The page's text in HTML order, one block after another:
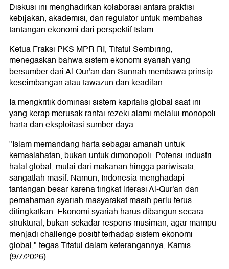
Diskusi ini menghadirkan kolaborasi antara praktisi
kebijakan, akademisi, dan regulator untuk membahas
tantangan ekonomi dari perspektif Islam.
Ketua Fraksi PKS MPR RI, Tifatul Sembiring,
menegaskan bahwa sistem ekonomi syariah yang
bersumber dari Al-Qur'an dan Sunnah membawa prinsip
keseimbangan atau tawazun dan keadilan.
Ia mengkritik dominasi sistem kapitalis global saat ini
yang kerap merusak rantai rezeki alami melalui monopoli
harta dan eksploitasi sumber daya.
"Islam memandang harta sebagai amanah untuk
kemaslahatan, bukan untuk dimonopoli. Potensi industri
halal global, mulai dari makanan hingga pariwisata,
sangatlah masif. Namun, Indonesia menghadapi
tantangan besar karena tingkat literasi Al-Qur'an dan
pemahaman syariah masyarakat masih perlu terus
ditingkatkan. Ekonomi syariah harus dibangun secara
struktural, bukan sekadar respons musiman, agar mampu
menjadi challenge positif terhadap sistem ekonomi
global," tegas Tifatul dalam keterangannya, Kamis
(9/7/2026).